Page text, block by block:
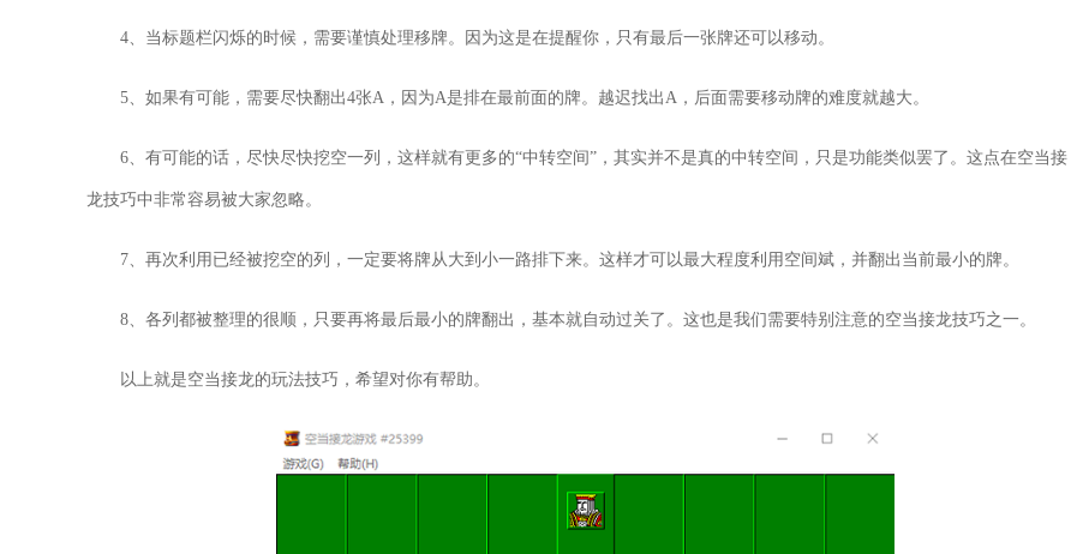
4、当标题栏闪烁的时候，需要谨慎处理移牌。因为这是在提醒你，只有最后一张牌还可以移动。
5、如果有可能，需要尽快翻出4张A，因为A是排在最前面的牌。越迟找出A，后面需要移动牌的难度就越大。
6、有可能的话，尽快尽快挖空一列，这样就有更多的“中转空间”，其实并不是真的中转空间，只是功能类似罢了。这点在空当接
龙技巧中非常容易被大家忽略。
7、再次利用已经被挖空的列，一定要将牌从大到小一路排下来。这样才可以最大程度利用空间斌，并翻出当前最小的牌。
8、各列都被整理的很顺，只要再将最后最小的牌翻出，基本就自动过关了。这也是我们需要特别注意的空当接龙技巧之一。
以上就是空当接龙的玩法技巧，希望对你有帮助。